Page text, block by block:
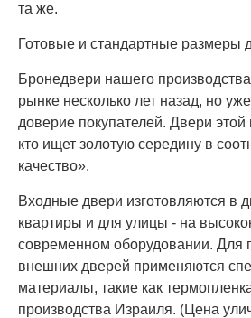
та же.
Готовые и стандартные размеры
Бронедвери нашего
рынке несколько лет назад, но
доверие покупателей. Двери
кто ищет золотую середину в
качество».
Входные двери изготовляются в
квартиры и для улицы - на
современном оборудовании. Для
внешних дверей применяются
материалы, такие как
производства Израиля. (Цена